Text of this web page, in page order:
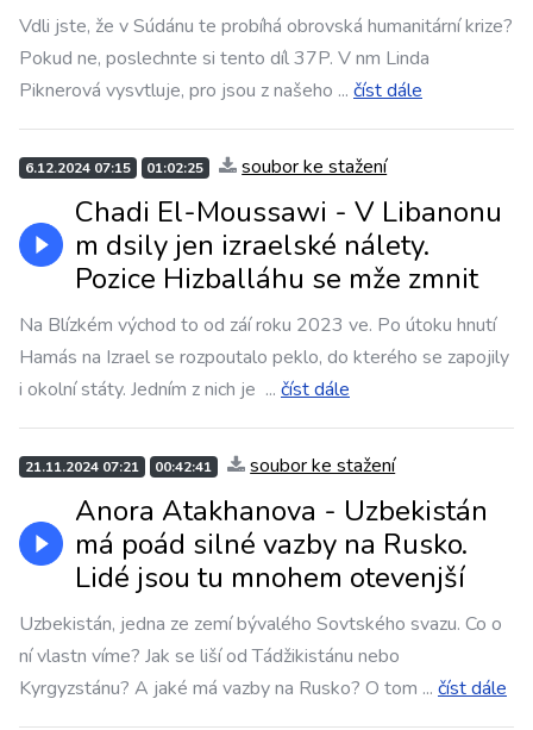
Vdli jste, že v Súdánu te probíhá obrovská humanitární krize?
Pokud ne, poslechnte si tento díl 37P. V nm Linda
Piknerová vysvtluje, pro jsou z našeho ... číst dále
6.12.2024 07:15 01:02:25 soubor ke stažení
Chadi El-Moussawi - V Libanonu
m dsily jen izraelské nálety.
Pozice Hizballáhu se mže zmnit
Na Blízkém východ to od záí roku 2023 ve. Po útoku hnutí
Hamás na Izrael se rozpoutalo peklo, do kterého se zapojily
i okolní státy. Jedním z nich je ... číst dále
21.11.2024 07:21 00:42:41 soubor ke stažení
Anora Atakhanova - Uzbekistán
má poád silné vazby na Rusko.
Lidé jsou tu mnohem otevenjší
Uzbekistán, jedna ze zemí bývalého Sovtského svazu. Co o
ní vlastn víme? Jak se liší od Tádžikistánu nebo
Kyrgyzstánu? A jaké má vazby na Rusko? O tom ... číst dále